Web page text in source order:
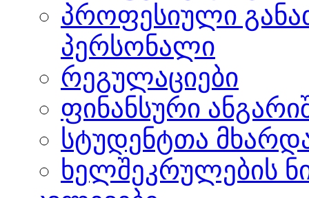
პროფესიული
პერსონალი
რეგულაციები
ფინანსური
სტუდენტთა
ხელშეკრულების